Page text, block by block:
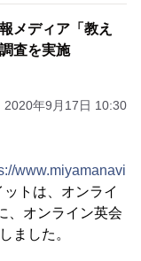
メディア「教え
査を実施
2020年9月17日 10:30
www.miyamanavi
トは、オンライ
、オンライン英会
ました。